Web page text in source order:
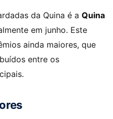
da Quina é a Quina
em junho. Este
ainda maiores, que
entre os